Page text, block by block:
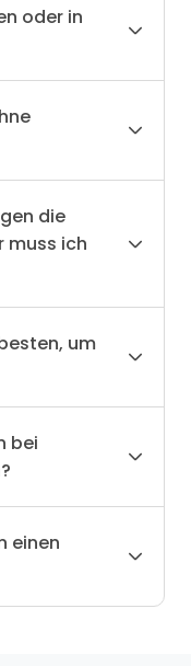
oder in
die
muss ich
um
bei
einen